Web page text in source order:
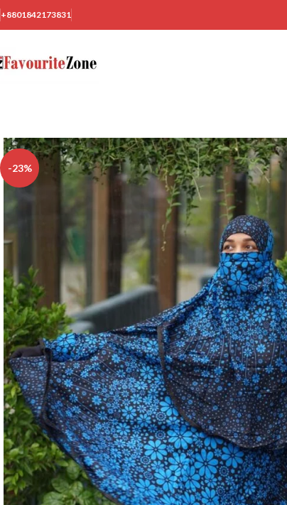
+8801842173831
-23%